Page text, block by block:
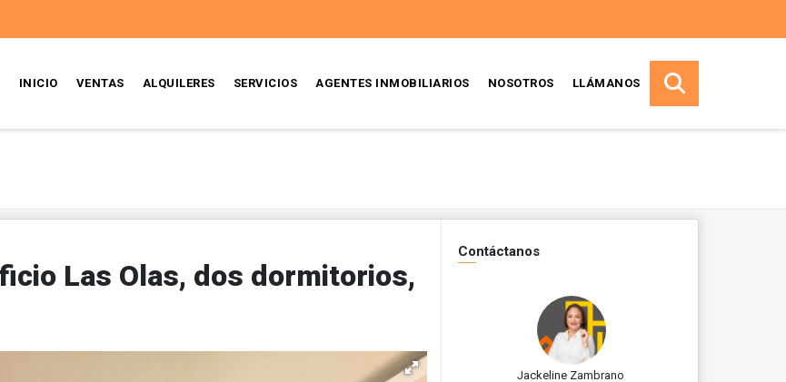
INICIO VENTAS ALQUILERES SERVICIOS AGENTES INMOBILIARIOS NOSOTROS LLÁMANOS
Las Olas, dos dormitorios,
Contáctanos
Jackeline Zambrano